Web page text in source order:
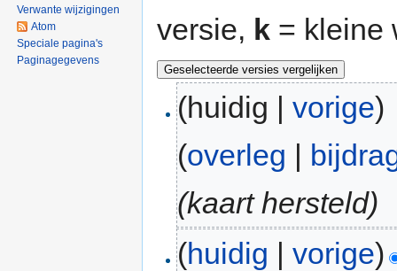
versie, k = kleine
(huidig |vorige)
(overleg |
(kaart hersteld)
(huidig |vorige)
Verwante wijzigingen
Atom
Speciale pagina's
Paginagegevens